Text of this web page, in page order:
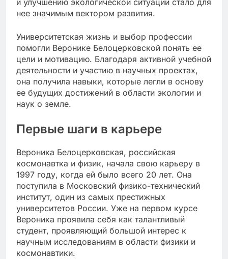
и улучшению экологической ситуации стало для
нее значимым вектором развития.
Университетская жизнь и выбор профессии
помогли Веронике Белоцерковской понять ее
цели и мотивацию. Благодаря активной учебной
деятельности и участию в научных проектах,
она получила навыки, которые легли в основу
ее будущих достижений в области экологии и
наук о земле.
Первые шаги в карьере
Вероника Белоцерковская, российская
космонавтка и физик, начала свою карьеру в
1997 году, когда ей было всего 20 лет. Она
поступила в Московский физико-технический
институт, один из самых престижных
университетов России. Уже на первом курсе
Вероника проявила себя как талантливый
студент, проявляющий большой интерес к
научным исследованиям в области физики и
космонавтики.